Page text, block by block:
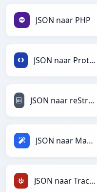
JSON naar PHP
JSON naar Protobuf
JSON naar reStructuredText
JSON naar Magic
JSON naar TracWiki